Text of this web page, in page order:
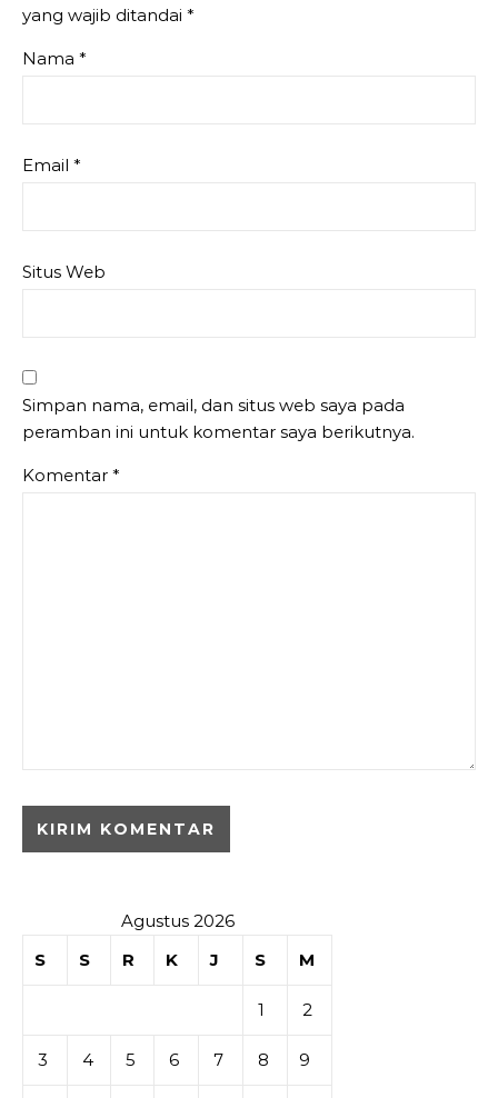
yang wajib ditandai *
Nama *
Email *
Situs Web
Simpan nama, email, dan situs web saya pada
peramban ini untuk komentar saya berikutnya.
Komentar *
Agustus 2026
S
S R K J S M
1 2
3 4 5 6 7 8 9